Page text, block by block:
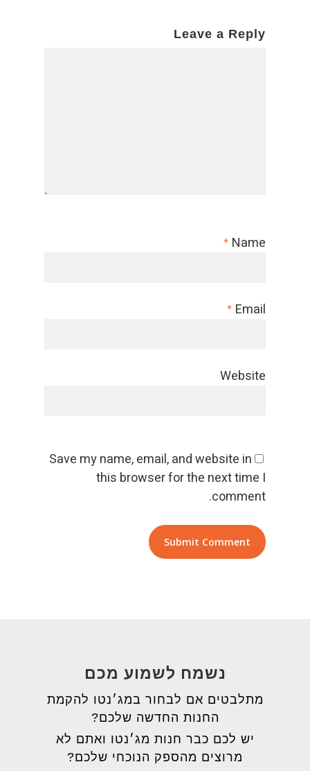
Leave a Reply
Name
*
Email
*
Website
Save my name, email, and website in
this browser for the next time I
comment.
נשמח לשמוע מכם
מתלבטים אם לבחור במג׳נטו להקמת
החנות החדשה שלכם?
יש לכם כבר חנות מג׳נטו ואתם לא
מרוצים מהספק הנוכחי שלכם?